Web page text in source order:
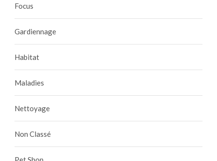
Focus
Gardiennage
Habitat
Maladies
Nettoyage
Non Classé